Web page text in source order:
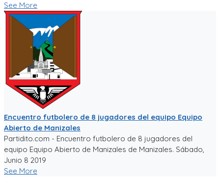
See More
Encuentro futbolero de 8 jugadores del equipo Equipo
Abierto de Manizales
Partidito.com - Encuentro futbolero de 8 jugadores del
equipo Equipo Abierto de Manizales de Manizales. Sábado,
Junio 8 2019
See More